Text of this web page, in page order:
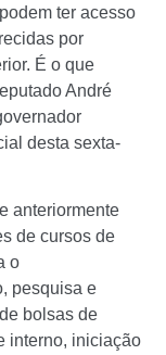
ter acesso
por
É o que
André
desta sexta-
anteriormente
de cursos de
o
pesquisa e
bolsas de
interno, iniciação